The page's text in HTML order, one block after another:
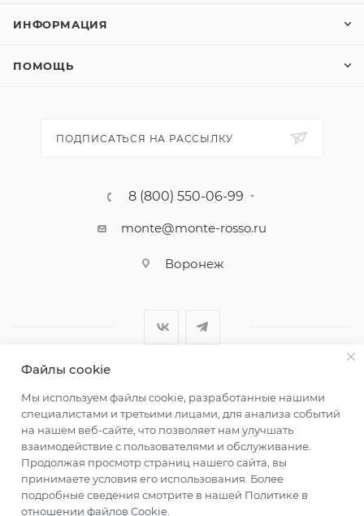
ИНФОРМАЦИЯ
ПОМОЩЬ
ПОДПИСАТЬСЯ НА РАССЫЛКУ
8 (800) 550-06-99
monte@monte-rosso.ru
Воронеж
женщин
Файлы cookie
Мы используем файлы cookie, разработанные нашими
специалистами и третьими лицами, для анализа событий
на нашем веб-сайте, что позволяет нам улучшать
взаимодействие с пользователями и обслуживание.
Продолжая просмотр страниц нашего сайта, вы
принимаете условия его использования. Более
подробные сведения смотрите в нашей Политике в
отношении файлов Cookie